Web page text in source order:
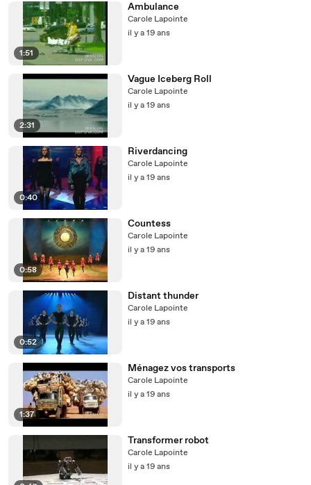
1:51
Ambulance
Carole Lapointe
il y a 19 ans
2:31
Vague Iceberg Roll
Carole Lapointe
il y a 19 ans
0:40
Riverdancing
Carole Lapointe
il y a 19 ans
0:58
Countess
Carole Lapointe
il y a 19 ans
0:52
Distant thunder
Carole Lapointe
il y a 19 ans
1:37
Ménagez vos transports
Carole Lapointe
il y a 19 ans
Transformer robot
Carole Lapointe
il y a 19 ans